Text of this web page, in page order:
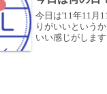
今日は'11年11月
りがいいという
いい感じがしま